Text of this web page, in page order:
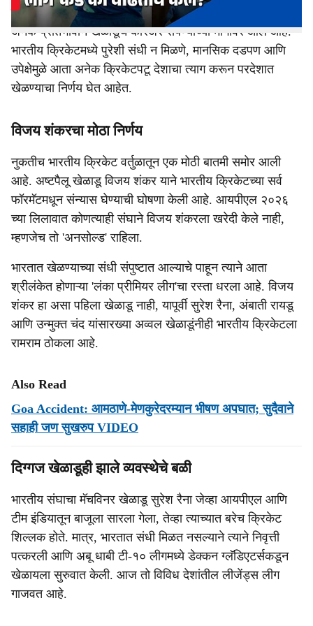
परंतु, याच झगमगाटाच्या मागे एक अशी गडद बाजूही आहे, जिथून
अनेक प्रतिभावान खेळाडूंचे करिअर संपण्याच्या मार्गावर आले आहे.
भारतीय क्रिकेटमध्ये पुरेशी संधी न मिळणे, मानसिक दडपण आणि
उपेक्षेमुळे आता अनेक क्रिकेटपटू देशाचा त्याग करून परदेशात
खेळण्याचा निर्णय घेत आहेत.
विजय शंकरचा मोठा निर्णय
नुकतीच भारतीय क्रिकेट वर्तुळातून एक मोठी बातमी समोर आली
आहे. अष्टपैलू खेळाडू विजय शंकर याने भारतीय क्रिकेटच्या सर्व
फॉरमॅटमधून संन्यास घेण्याची घोषणा केली आहे. आयपीएल २०२६
च्या लिलावात कोणत्याही संघाने विजय शंकरला खरेदी केले नाही,
म्हणजेच तो 'अनसोल्ड' राहिला.
भारतात खेळण्याच्या संधी संपुष्टात आल्याचे पाहून त्याने आता
श्रीलंकेत होणाऱ्या 'लंका प्रीमियर लीग'चा रस्ता धरला आहे. विजय
शंकर हा असा पहिला खेळाडू नाही, यापूर्वी सुरेश रैना, अंबाती रायडू
आणि उन्मुक्त चंद यांसारख्या अव्वल खेळाडूंनीही भारतीय क्रिकेटला
रामराम ठोकला आहे.
Also Read
Goa Accident: आमठाणे-मेणकुरेदरम्यान भीषण अपघात; सुदैवाने
सहाही जण सुखरुप VIDEO
दिग्गज खेळाडूही झाले व्यवस्थेचे बळी
भारतीय संघाचा मॅचविनर खेळाडू सुरेश रैना जेव्हा आयपीएल आणि
टीम इंडियातून बाजूला सारला गेला, तेव्हा त्याच्यात बरेच क्रिकेट
शिल्लक होते. मात्र, भारतात संधी मिळत नसल्याने त्याने निवृत्ती
पत्करली आणि अबू धाबी टी-१० लीगमध्ये डेक्कन ग्लॅडिएटर्सकडून
खेळायला सुरुवात केली. आज तो विविध देशांतील लीजेंड्स लीग
गाजवत आहे.